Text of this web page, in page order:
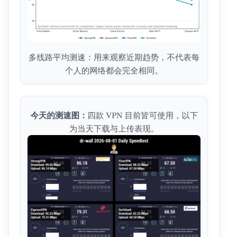
多线路平均测速：用来观察近期趋势，不代表每
个人的网络都会完全相同。
今天的测速图： 四款 VPN 目前皆可使用，以下
为当天下载与上传表现。